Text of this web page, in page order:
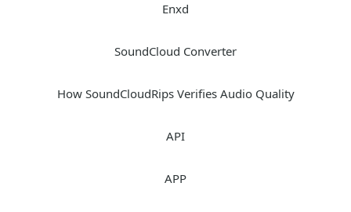
Enxd
SoundCloud Converter
How SoundCloudRips Verifies Audio Quality
API
APP